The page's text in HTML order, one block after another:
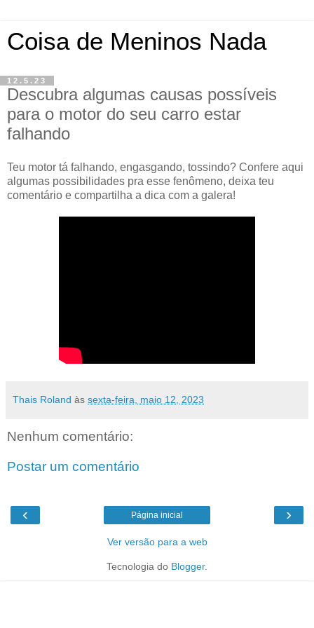
Coisa de Meninos Nada
12.5.23
Descubra algumas causas possíveis
para o motor do seu carro estar
falhando
Teu motor tá falhando, engasgando, tossindo? Confere aqui
algumas possibilidades pra esse fenômeno, deixa teu
comentário e compartilha a dica com a galera!
Thais Roland às sexta-feira, maio 12, 2023
Nenhum comentário:
Postar um comentário
‹ ›
Página inicial
Ver versão para a web
Tecnologia do Blogger.